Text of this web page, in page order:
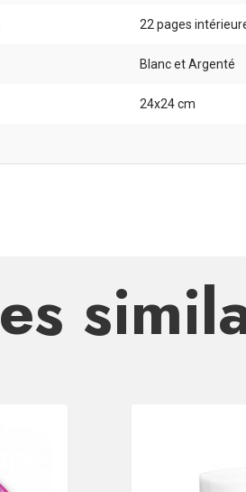
22 pages
Blanc et Argenté
24x24 cm